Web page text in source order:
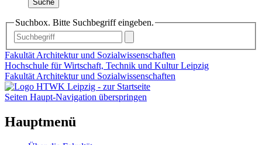
Suche
Suchbox. Bitte Suchbegriff eingeben.
Fakultät Architektur und Sozialwissenschaften
Hochschule für Wirtschaft, Technik und Kultur Leipzig
Fakultät Architektur und Sozialwissenschaften
Seiten Haupt-Navigation überspringen
Hauptmenü